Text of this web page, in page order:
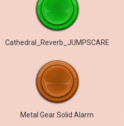
Cathedral_Reverb_JUMPSCARE
Metal Gear Solid Alarm